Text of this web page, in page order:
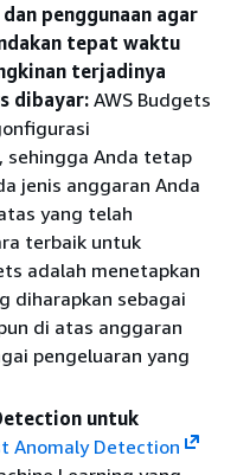
penggunaan agar
tepat waktu
terjadinya
dibayar: AWS Budgets
sehingga Anda tetap
jenis anggaran Anda
yang telah
terbaik untuk
adalah menetapkan
diharapkan sebagai
di atas anggaran
pengeluaran yang
untuk
Anomaly Detection